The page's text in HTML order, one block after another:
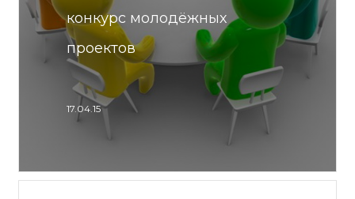
конкурс молодёжных
проектов
17.04.15